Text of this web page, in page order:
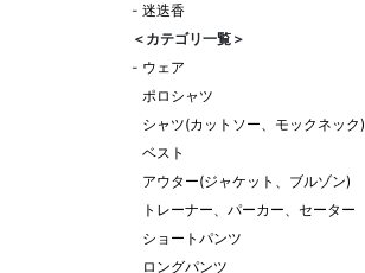
- 迷迭香
＜カテゴリ一覧＞
- ウェア
ポロシャツ
シャツ(カットソー、モックネック)
ベスト
アウター(ジャケット、ブルゾン)
トレーナー、パーカー、セーター
ショートパンツ
ロングパンツ